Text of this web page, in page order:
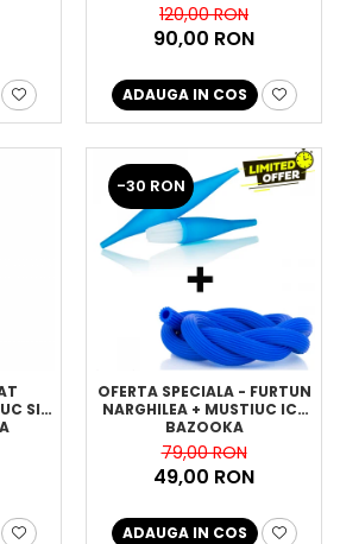
120,00 RON
90,00 RON
ADAUGA IN COS
SI
-30 RON
OFERTA SPECIALA - FURTUN
NARGHILEA + MUSTIUC ICE
BAZOOKA
79,00 RON
49,00 RON
ADAUGA IN COS